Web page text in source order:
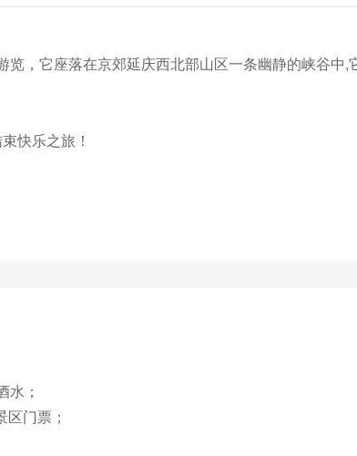
览，它座落在京郊延庆西北部山区一条幽静的峡谷
快乐之旅！
水；
门票；